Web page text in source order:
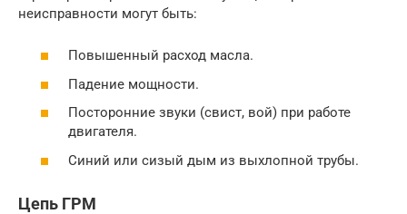
неисправности могут быть:
Повышенный расход масла.
Падение мощности.
Посторонние звуки (свист, вой) при работе
двигателя.
Синий или сизый дым из выхлопной трубы.
Цепь ГРМ